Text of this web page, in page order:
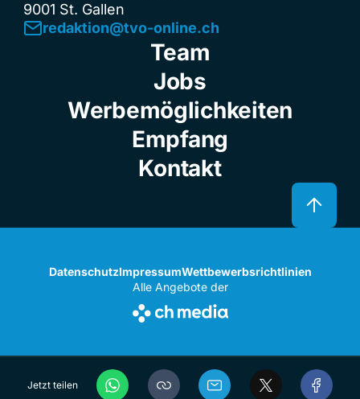
Jetzt teilen
9001 St. Gallen
redaktion@tvo-online.ch
Team
Jobs
Werbemöglichkeiten
Empfang
Kontakt
DatenschutzImpressumWettbewerbsrichtlinien
Alle Angebote der